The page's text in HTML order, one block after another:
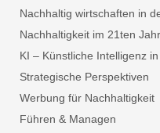
Nachhaltig wirtschaften in
Nachhaltigkeit im 21ten
KI – Künstliche Intelligenz
Strategische Perspektiven
Werbung für Nachhaltigkeit
Führen & Managen